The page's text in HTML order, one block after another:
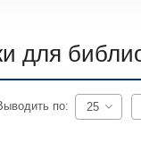
для
по: 25